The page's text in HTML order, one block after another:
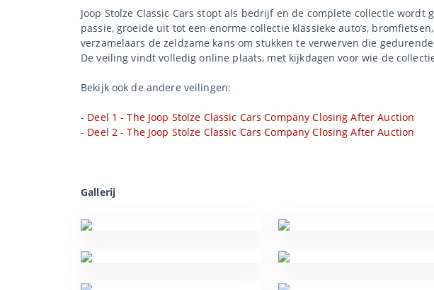
Joop Stolze Classic Cars stopt als bedrijf en de complete collectie
passie, groeide uit tot een enorme collectie klassieke auto’s,
verzamelaars de zeldzame kans om stukken te verwerven die
De veiling vindt volledig online plaats, met kijkdagen voor wie de
Bekijk ook de andere veilingen:
- Deel 1 - The Joop Stolze Classic Cars Company Closing After Auction
- Deel 2 - The Joop Stolze Classic Cars Company Closing After Auction
Gallerij